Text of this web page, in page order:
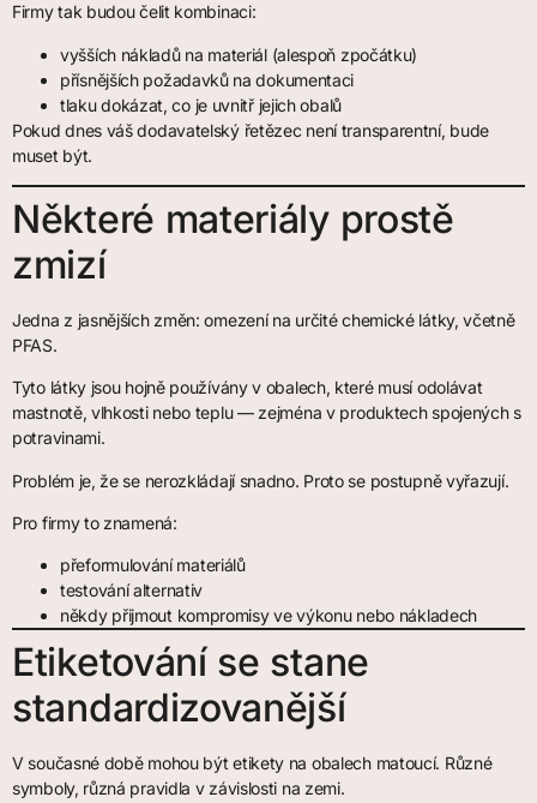
Firmy tak budou čelit kombinaci:
vyšších nákladů na materiál (alespoň zpočátku)
přísnějších požadavků na dokumentaci
tlaku dokázat, co je uvnitř jejich obalů
Pokud dnes váš dodavatelský řetězec není transparentní, bude
muset být.
Některé materiály prostě
zmizí
Jedna z jasnějších změn: omezení na určité chemické látky, včetně
PFAS.
Tyto látky jsou hojně používány v obalech, které musí odolávat
mastnotě, vlhkosti nebo teplu — zejména v produktech spojených s
potravinami.
Problém je, že se nerozkládají snadno. Proto se postupně vyřazují.
Pro firmy to znamená:
přeformulování materiálů
testování alternativ
někdy přijmout kompromisy ve výkonu nebo nákladech
Etiketování se stane
standardizovanější
V současné době mohou být etikety na obalech matoucí. Různé
symboly, různá pravidla v závislosti na zemi.